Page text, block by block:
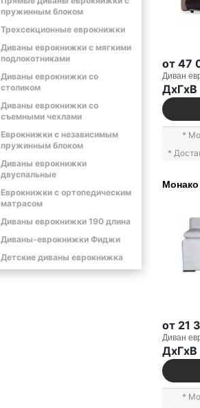
пружинным блоком
Трехсекционные еврокнижки
Диваны еврокнижки с мягкими
подлокотниками
Диваны еврокнижки со
столиком
Диваны еврокнижки со
съемными чехлами
Еврокнижки с независимым
пружинным блоком
Диваны еврокнижки
двуспальные
Еврокнижки с ортопедическим
матрасом
Диваны еврокнижки 190 длина
Диваны-еврокнижки Фиджи
Детские диваны еврокнижка
от 47
Диван
ДxГxВ
*
*
Монако
от 21
Диван
ДxГxВ
*